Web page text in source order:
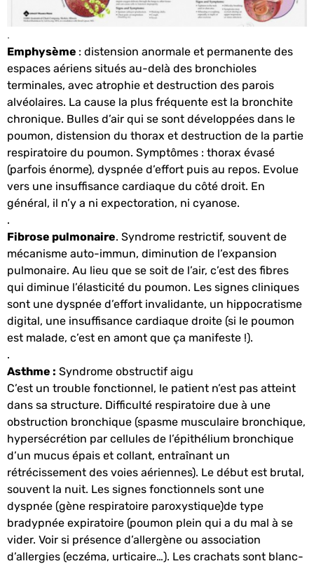
.
Emphysème : distension anormale et permanente des
espaces aériens situés au-delà des bronchioles
terminales, avec atrophie et destruction des parois
alvéolaires. La cause la plus fréquente est la bronchite
chronique. Bulles d’air qui se sont développées dans le
poumon, distension du thorax et destruction de la partie
respiratoire du poumon. Symptômes : thorax évasé
(parfois énorme), dyspnée d’effort puis au repos. Evolue
vers une insuffisance cardiaque du côté droit. En
général, il n’y a ni expectoration, ni cyanose.
.
Fibrose pulmonaire. Syndrome restrictif, souvent de
mécanisme auto-immun, diminution de l’expansion
pulmonaire. Au lieu que se soit de l’air, c’est des fibres
qui diminue l’élasticité du poumon. Les signes cliniques
sont une dyspnée d’effort invalidante, un hippocratisme
digital, une insuffisance cardiaque droite (si le poumon
est malade, c’est en amont que ça manifeste !).
.
Asthme : Syndrome obstructif aigu
C’est un trouble fonctionnel, le patient n’est pas atteint
dans sa structure. Difficulté respiratoire due à une
obstruction bronchique (spasme musculaire bronchique,
hypersécrétion par cellules de l’épithélium bronchique
d’un mucus épais et collant, entraînant un
rétrécissement des voies aériennes). Le début est brutal,
souvent la nuit. Les signes fonctionnels sont une
dyspnée (gène respiratoire paroxystique)de type
bradypnée expiratoire (poumon plein qui a du mal à se
vider. Voir si présence d’allergène ou association
d’allergies (eczéma, urticaire…). Les crachats sont blanc-